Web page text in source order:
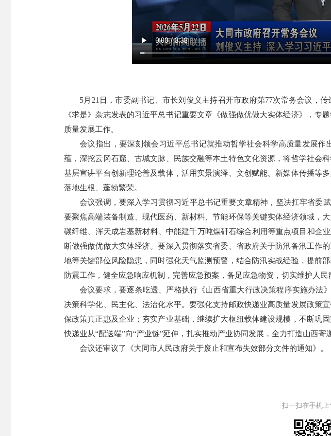
5月21日，市委副书记、市长刘俊义主持召开市政府第77次常务会议，
《求是》杂志发表的习近平总书记重要文章《做强做优做大实体经济》，
质量发展工作。
会议指出，要深刻领会习近平总书记就推动哲学社会科学高质量发展
蕴，深挖云冈石窟、古城文脉、民族交融等本土特色文化资源，将哲学社会
基层宣讲平台创新理论普及载体，活用实景演绎、文创赋能、新媒体传播等
落地生根、蓬勃繁荣。
会议强调，要深入学习贯彻习近平总书记重要文章精神，坚决扛牢省委
要聚焦高端装备制造、现代医药、新材料、节能环保等关键实体经济领域，
碳纤维、浑天成岩基新材料、中能建千万吨煤矸石综合利用等重点项目和企
断做强做优做大实体经济。要深入贯彻落实省委、省政府关于防汛备汛工作
地等关键部位风险隐患，同时强化天气监测预警，结合防汛实战经验，提前
防震工作，健全应急响应机制，完善应急预案，备足应急物资，切实维护人民
会议要求，要逐条吃透、严格执行《山西省重大行政决策程序实施办法
决策科学化、民主化、法治化水平。要强化支持邮政快递业高质量发展政策
保政策真正惠及企业；夯实产业基础，继续扩大枢纽载体建设规模，不断巩
快递业从“配送端”向“产业链”延伸，扎实推动产业协同发展，全力打造山西寄
会议还审议了《大同市人民政府关于废止和宣布失效部分文件的通知》。
扫一扫在手机